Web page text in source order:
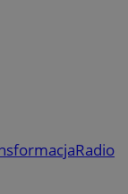
Radio